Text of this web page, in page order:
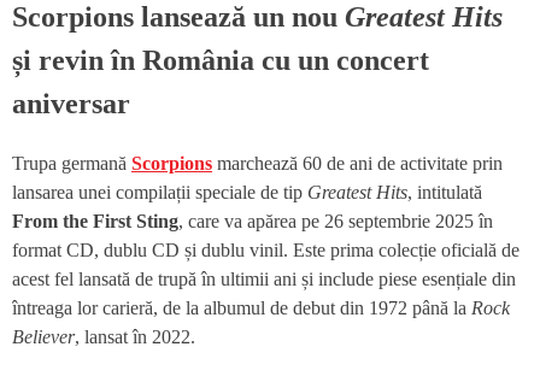
Scorpions lansează un nou Greatest Hits
și revin în România cu un concert
aniversar
Trupa germană Scorpions marchează 60 de ani de activitate prin
lansarea unei compilații speciale de tip Greatest Hits, intitulată
From the First Sting, care va apărea pe 26 septembrie 2025 în
format CD, dublu CD și dublu vinil. Este prima colecție oficială de
acest fel lansată de trupă în ultimii ani și include piese esențiale din
întreaga lor carieră, de la albumul de debut din 1972 până la Rock
Believer, lansat în 2022.